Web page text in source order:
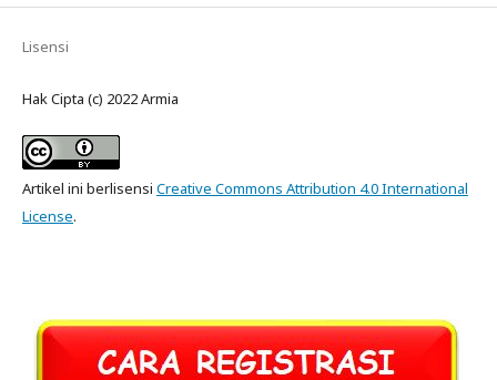
Lisensi
Hak Cipta (c) 2022 Armia
Artikel ini berlisensi Creative Commons Attribution 4.0 International
License.